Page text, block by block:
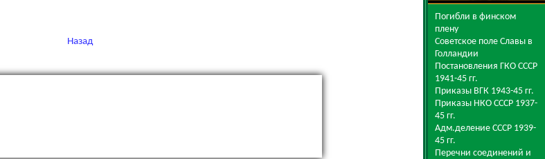
Назад
Погибли в финском
плену
Советское поле Славы в
Голландии
Постановления ГКО СССР
1941-45 гг.
Приказы ВГК 1943-45 гг.
Приказы НКО СССР 1937-
45 гг.
Адм.деление СССР 1939-
45 гг.
Перечни соединений и